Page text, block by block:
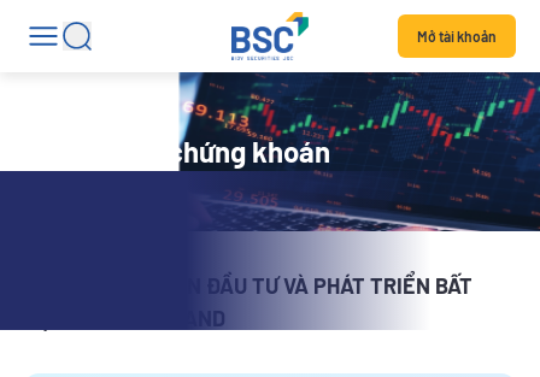
Mở tài khoản
Chi tiết mã chứng khoán
CÔNG TY CỔ PHẦN ĐẦU TƯ VÀ PHÁT TRIỂN BẤT
ĐỘNG SẢN HUDLAND